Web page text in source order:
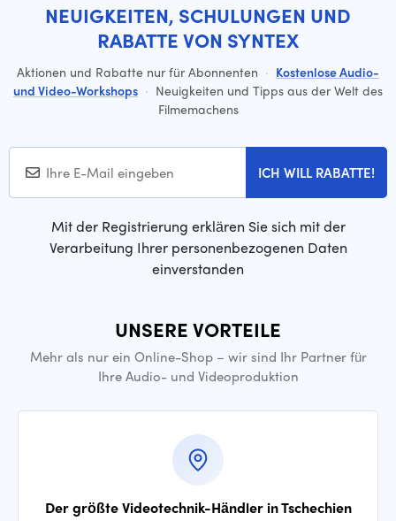
NEUIGKEITEN, SCHULUNGEN UND
RABATTE VON SYNTEX
Aktionen und Rabatte nur für Abonnenten · Kostenlose Audio-
und Video-Workshops · Neuigkeiten und Tipps aus der Welt des
Filmemachens
ICH WILL RABATTE!
Mit der Registrierung erklären Sie sich mit der
Verarbeitung Ihrer personenbezogenen Daten
einverstanden
UNSERE VORTEILE
Mehr als nur ein Online-Shop – wir sind Ihr Partner für
Ihre Audio- und Videoproduktion
Der größte Videotechnik-Händler in Tschechien